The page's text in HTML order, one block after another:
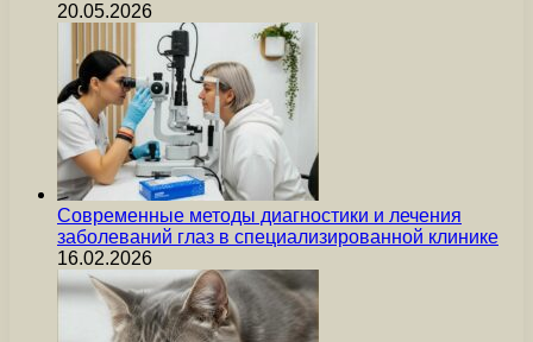
20.05.2026
Современные методы диагностики и лечения
заболеваний глаз в специализированной клинике
16.02.2026